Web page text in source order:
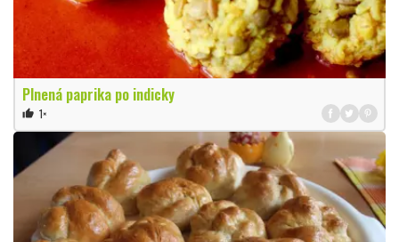
Plnená paprika po indicky
thumb_up 1×